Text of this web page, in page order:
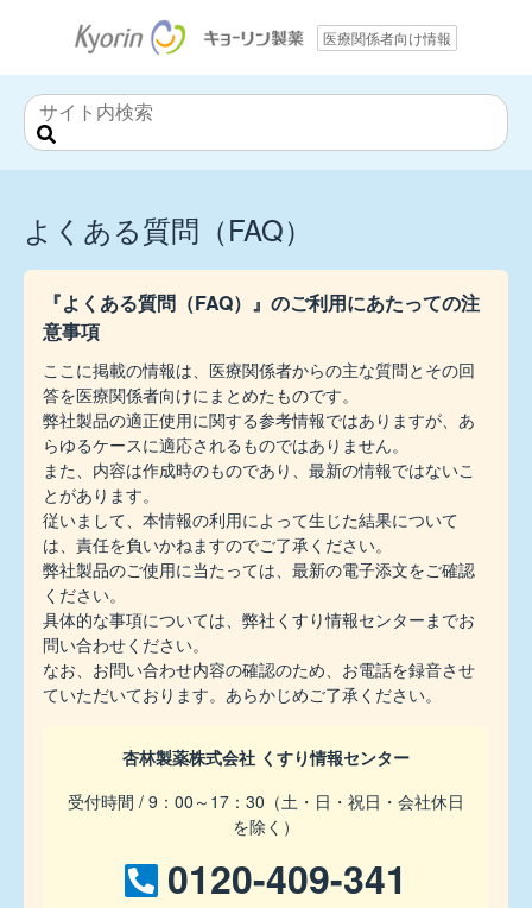
医療関係者向け情報
サ
イ
検
よくある質問（FAQ）
『よくある質問（FAQ）』のご利用にあたっての注
意事項
ここに掲載の情報は、医療関係者からの主な質問とその回
答を医療関係者向けにまとめたものです。
弊社製品の適正使用に関する参考情報ではありますが、あ
らゆるケースに適応されるものではありません。
また、内容は作成時のものであり、最新の情報ではないこ
とがあります。
従いまして、本情報の利用によって生じた結果について
は、責任を負いかねますのでご了承ください。
弊社製品のご使用に当たっては、最新の電子添文をご確認
ください。
具体的な事項については、弊社くすり情報センターまでお
問い合わせください。
なお、お問い合わせ内容の確認のため、お電話を録音させ
ていただいております。あらかじめご了承ください。
杏林製薬株式会社 くすり情報センター
受付時間 / 9：00～17：30（土・日・祝日・会社休日
を除く）
0120-409-341